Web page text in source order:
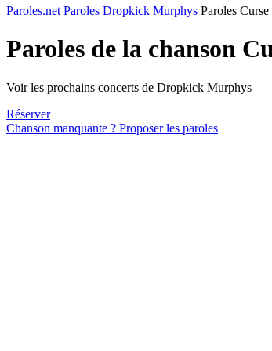
Paroles.net Paroles Dropkick Murphys Paroles
Paroles de la chanson
Voir les prochains concerts de Dropkick Murphys
Réserver
Chanson manquante ? Proposer les paroles